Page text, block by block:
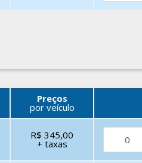
Preços
por veículo
R$ 345,00
+ taxas